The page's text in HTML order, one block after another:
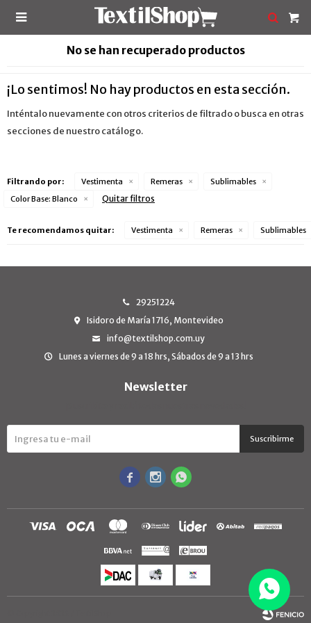

No se han recuperado productos
¡Lo sentimos! No hay productos en esta sección.
Inténtalo nuevamente con otros criterios de filtrado o busca en otras
secciones de nuestro catálogo.
Filtrando por: Vestimenta Remeras
Sublimables
Color Base: Blanco Quitar filtros
Te recomendamos quitar: Vestimenta Remeras Sublimables
29251224
Isidoro de María 1716, Montevideo
info@textilshop.com.uy
Lunes a viernes de 9 a 18 hrs, Sábados de 9 a 13 hrs
Newsletter
Suscribirme
  